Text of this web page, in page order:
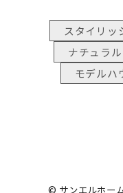
スタイリッ
ナチュラル
モデルハ
© サンエルホー